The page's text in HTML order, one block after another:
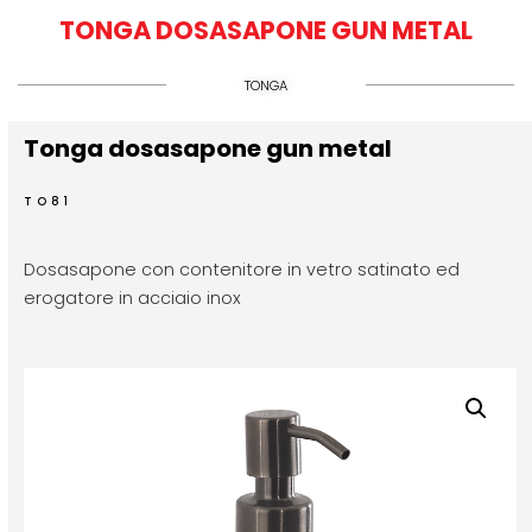
TONGA DOSASAPONE GUN METAL
TONGA
Tonga dosasapone gun metal
TO81
Dosasapone con contenitore in vetro satinato ed
erogatore in acciaio inox